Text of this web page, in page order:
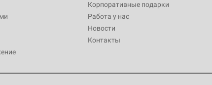
Корпоративные подарки
Работа у нас
Новости
Контакты
3 490